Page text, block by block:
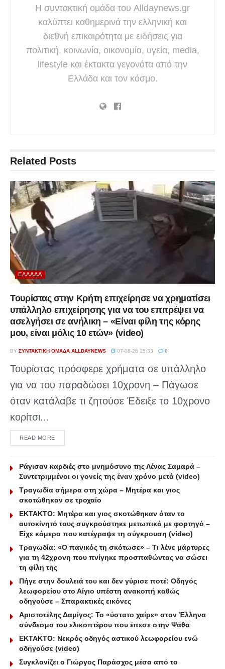
Η συντακτική ομάδα του Alldaynews.gr
καλύπτει καθημερινά την ελληνική και
διεθνή επικαιρότητα με ειδήσεις για
πολιτική, κοινωνία, οικονομία, υγεία, media,
lifestyle και έκτακτα γεγονότα από την
Ελλάδα και τον κόσμο.
Related Posts
ΕΛΛΆΔΑ
Τουρίστας στην Κρήτη επιχείρησε να χρηματίσει
υπάλληλο επιχείρησης για να του επιτρέψει να
ασελγήσει σε ανήλικη – «Είναι φίλη της κόρης
μου, είναι μόλις 10 ετών» (video)
BY ΣΥΝΤΑΚΤΙΚΉ ΟΜΆΔΑ ALLDAYNEWS 07-08-26 15:33 0
Τουρίστας πρόσφερε χρήματα σε υπάλληλο
για να του παραδώσει 10χρονη – Πάγωσε
όταν κατάλαβε τι ζητούσε Έδειξε το 10χρονο
κορίτσι...
READ MOREDETAILS
Ράγισαν καρδιές στο μνημόσυνο της Λένας Σαμαρά –
Συντετριμμένοι οι γονείς της έναν χρόνο μετά (video)
Τραγωδία σήμερα στη χώρα – Μητέρα και γιος
σκοτώθηκαν σε τροχαίο
ΕΚΤΑΚΤΟ: Μητέρα και γιος σκοτώθηκαν όταν το
αυτοκίνητό τους συγκρούστηκε μετωπικά με φορτηγό –
Είχε κάμερα που κατέγραψε τη σύγκρουση (video)
Τραγωδία: «Ο πανικός τη σκότωσε» – Τι λένε μάρτυρες
για τη 42χρονη που πνίγηκε προσπαθώντας να σώσει
τη φίλη της
Πήγε στην δουλειά του και δεν γύρισε ποτέ: Οδηγός
λεωφορείου στο Αίγιο υπέστη ανακοπή καθώς
οδηγούσε – Σπαρακτικές εικόνες
Αριστοτέλης Δαμίγος: Το «ύστατο χαίρε» στον Έλληνα
σύνδεσμο του ελικοπτέρου που έπεσε στην Ψάθα
ΕΚΤΑΚΤΟ: Νεκρός οδηγός αστικού λεωφορείου ενώ
οδηγούσε (video)
Συγκλονίζει ο Γιώργος Παράσχος μέσα από το